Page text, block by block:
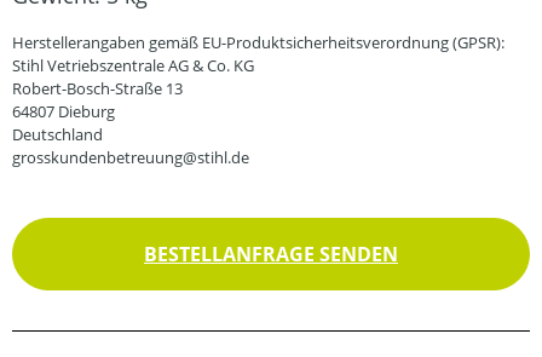
Herstellerangaben gemäß EU-Produktsicherheitsverordnung (GPSR):
Stihl Vetriebszentrale AG & Co. KG
Robert-Bosch-Straße 13
64807 Dieburg
Deutschland
grosskundenbetreuung@stihl.de
BESTELLANFRAGE SENDEN